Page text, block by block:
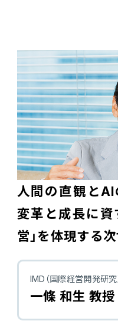
PROACTIVE AI
ATWILL Platform
会計
財務会計
管理会計
債権管理
債務管理
手形管理
リース資産管
経費
業務特化型オファ
会計 PROACTIVE
人事・給与
販売管理
生産管理
業界特化型オファ
卸売・商社
お役立ち情報
資料ダウンロード
よくあるご質問
コラム
特集記事
製品関連動画
人間の直観と
変革と成長に資
営」を体現する
IMD（国際経営開発研究
一條 和生 教授